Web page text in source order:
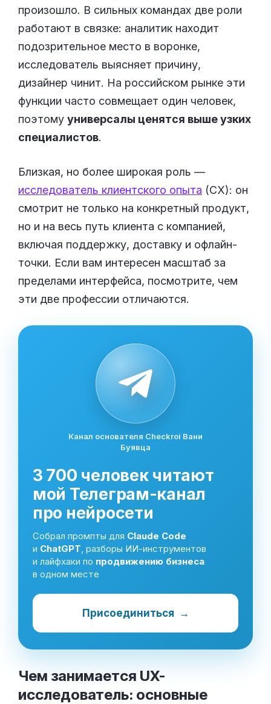
произошло. В сильных командах две роли
работают в связке: аналитик находит
подозрительное место в воронке,
исследователь выясняет причину,
дизайнер чинит. На российском рынке эти
функции часто совмещает один человек,
поэтому универсалы ценятся выше узких
специалистов.
Близкая, но более широкая роль —
исследователь клиентского опыта (CX): он
смотрит не только на конкретный продукт,
но и на весь путь клиента с компанией,
включая поддержку, доставку и офлайн-
точки. Если вам интересен масштаб за
пределами интерфейса, посмотрите, чем
эти две профессии отличаются.
Канал основателя Checkroi Вани
Буявца
3 700 человек читают
мой Телеграм-канал
про нейросети
Собрал промпты для Claude Code
и ChatGPT, разборы ИИ-инструментов
и лайфхаки по продвижению бизнеса
в одном месте
Присоединиться →
Чем занимается UX-
исследователь: основные